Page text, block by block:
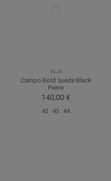
VEJA
Campo Bold Suede Black
Pierre
140,00 €
42 43 44